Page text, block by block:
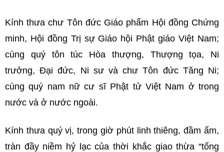
Kính thưa chư Tôn đức Giáo phẩm Hội đồng Chứng
minh, Hội đồng Trị sự Giáo hội Phật giáo Việt Nam;
cùng quý tôn túc Hòa thượng, Thượng tọa, Ni
trưởng, Đại đức, Ni sư và chư Tôn đức Tăng Ni;
cùng quý nam nữ cư sĩ Phật tử Việt Nam ở trong
nước và ở nước ngoài.
Kính thưa quý vị, trong giờ phút linh thiêng, đầm ấm,
tràn đầy niềm hỷ lạc của thời khắc giao thừa “tống